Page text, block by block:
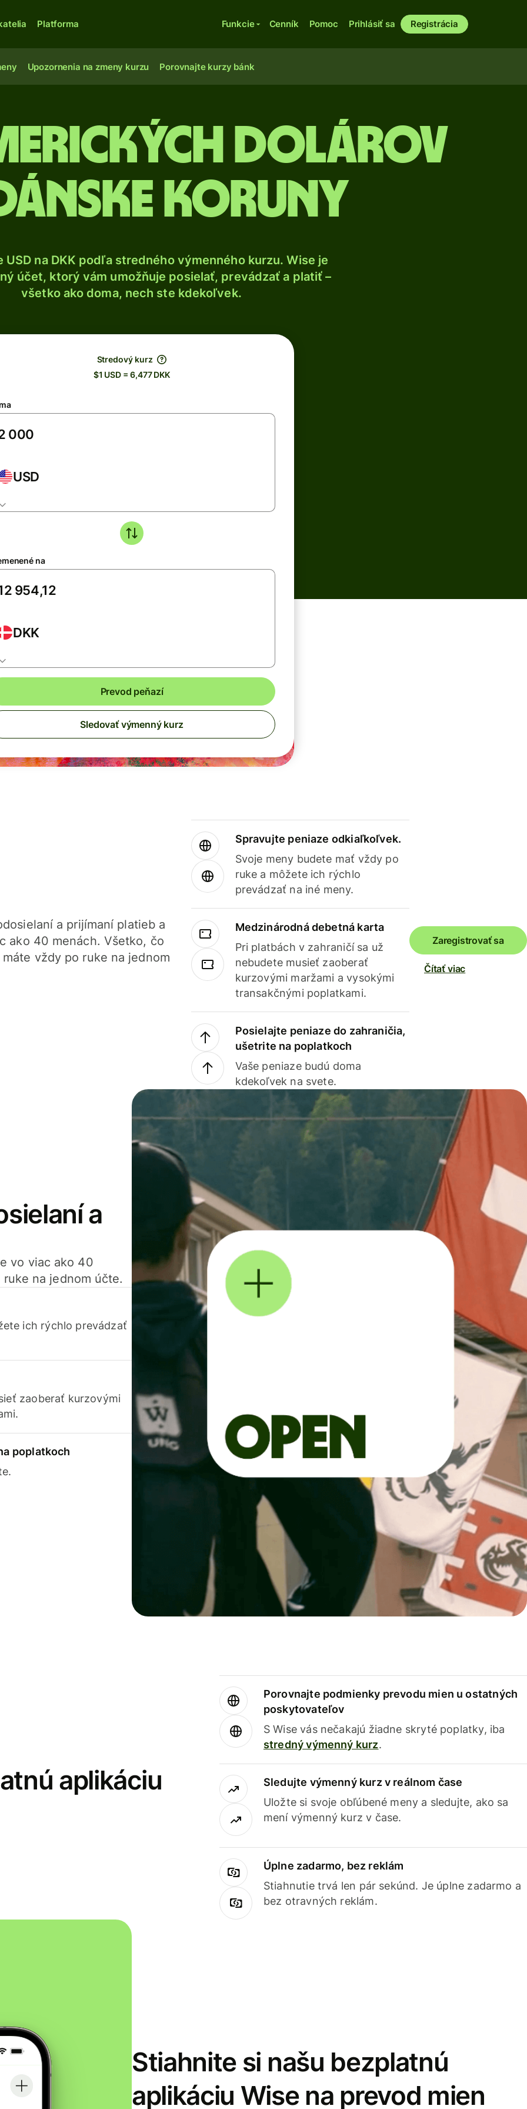
Platforma Funkcie Cenník Pomoc Prihlásiť sa Registrácia
Upozornenia na zmeny kurzu Porovnajte kurzy bánk
dolárov
koruny
USD na DKK podľa stredného výmenného kurzu. Wise je
účet, ktorý vám umožňuje posielať, prevádzať a platiť –
všetko ako doma, nech ste kdekoľvek.
Stredový kurz
$1 USD = 6,477 DKK
USD
na
DKK
Prevod peňazí
Sledovať výmenný kurz
a prijímaní platieb a
ako 40 menách. Všetko, čo
vždy po ruke na jednom
Spravujte peniaze odkiaľkoľvek.
Svoje meny budete mať vždy po
ruke a môžete ich rýchlo
prevádzať na iné meny.
Medzinárodná debetná karta
Pri platbách v zahraničí sa už
nebudete musieť zaoberať
kurzovými maržami a vysokými
transakčnými poplatkami.
Posielajte peniaze do zahraničia,
ušetrite na poplatkoch
Vaše peniaze budú doma
kdekoľvek na svete.
Zaregistrovať sa
Čítať viac
a
vo viac ako 40
na jednom účte.
ich rýchlo prevádzať
zaoberať kurzovými
poplatkoch
aplikáciu
Porovnajte podmienky prevodu mien u ostatných
poskytovateľov
S Wise vás nečakajú žiadne skryté poplatky, iba
stredný výmenný kurz.
Sledujte výmenný kurz v reálnom čase
Uložte si svoje obľúbené meny a sledujte, ako sa
mení výmenný kurz v čase.
Úplne zadarmo, bez reklám
Stiahnutie trvá len pár sekúnd. Je úplne zadarmo a
bez otravných reklám.
Stiahnite si našu bezplatnú
aplikáciu Wise na prevod mien